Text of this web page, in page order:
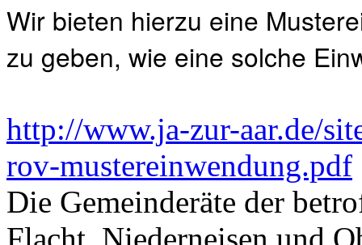
Wir bieten hierzu eine
zu geben, wie eine solche
http://www.ja-zur-aar.de/
rov-mustereinwendung.pdf
Die Gemeinderäte der
Flacht, Niederneisen und